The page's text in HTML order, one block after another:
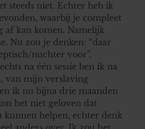
steeds niet. Echter heb ik
waarbij je compleet
af kan komen. Namelijk
Nu zou je denken: “daar
nuchter voor”.
na één sessie ben ik na
van mijn verslaving
ik nu bijna drie maanden
het niet geloven dat
kunnen helpen, echter denk